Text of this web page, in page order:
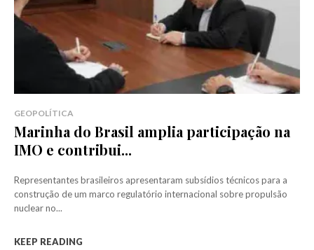
GEOPOLÍTICA
Marinha do Brasil amplia participação na
IMO e contribui...
Representantes brasileiros apresentaram subsídios técnicos para a
construção de um marco regulatório internacional sobre propulsão
nuclear no...
KEEP READING